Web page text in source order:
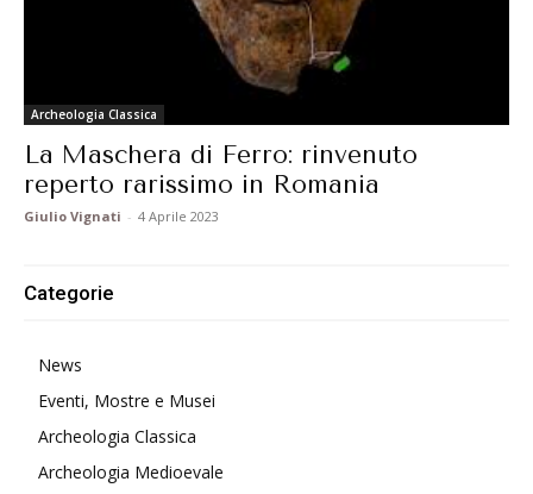
Archeologia Classica
La Maschera di Ferro: rinvenuto
reperto rarissimo in Romania
Giulio Vignati - 4 Aprile 2023
Categorie
News
Eventi, Mostre e Musei
Archeologia Classica
Archeologia Medioevale